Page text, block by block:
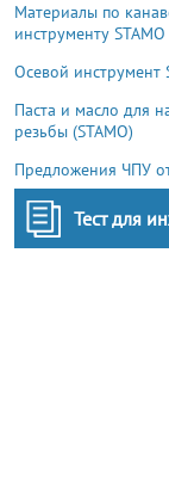
Материалы по
инструменту STAMO
Осевой инструмент
Паста и масло для
резьбы (STAMO)
Предложения ЧПУ
Тест для